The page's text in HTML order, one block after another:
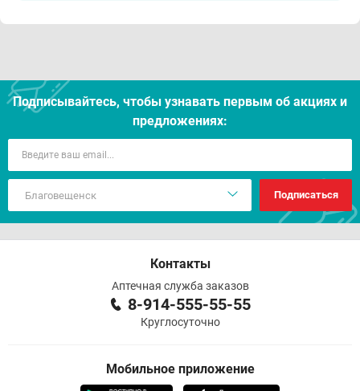
Подписывайтесь, чтобы узнавать первым об акцияx и
предложениях:
Подписаться
Контакты
Аптечная служба заказов
8-914-555-55-55
Круглосуточно
Мобильное приложение